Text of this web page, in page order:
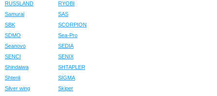
RUSSLAND
RYOBI
Samurai
SAS
SBK
SCORPION
SDMO
Sea-Pro
Seanovo
SEDIA
SENCI
SENIX
Shindaiwa
SHTAPLER
Shtenli
SIGMA
Silver wing
Skiper